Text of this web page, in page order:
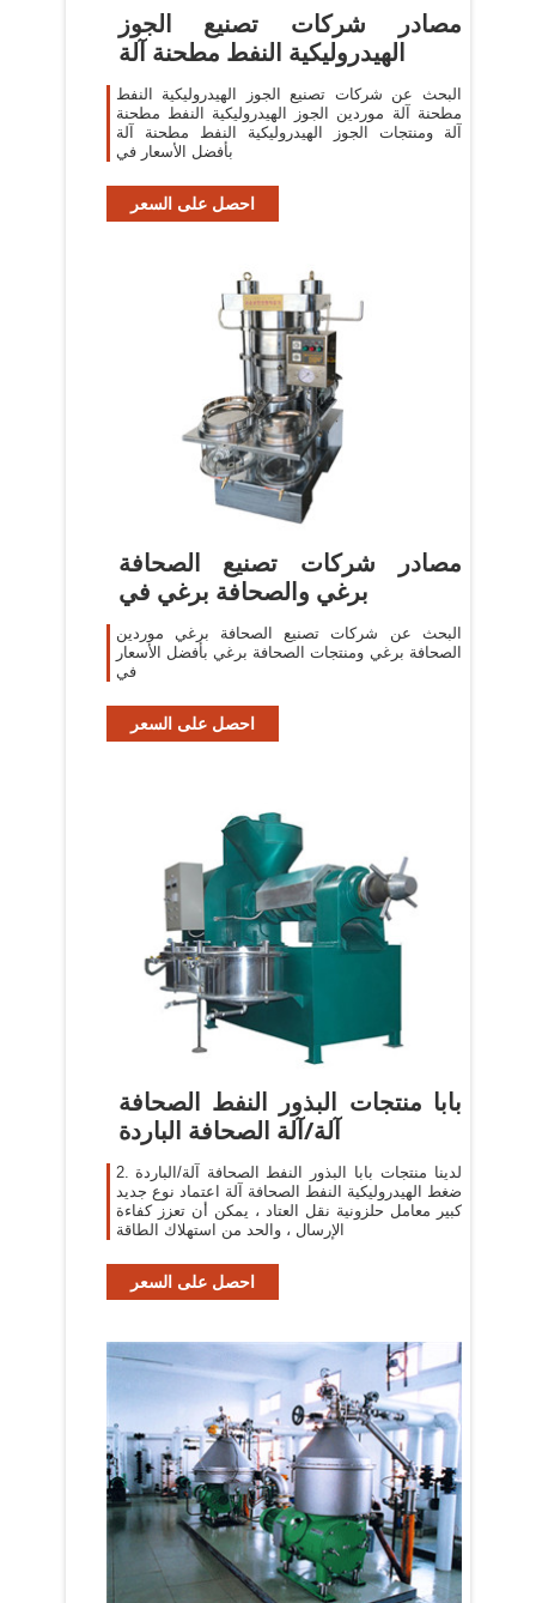
مصادر شركات تصنيع الجوز
الهيدروليكية النفط مطحنة آلة
البحث عن شركات تصنيع الجوز الهيدروليكية النفط
مطحنة آلة موردين الجوز الهيدروليكية النفط مطحنة
آلة ومنتجات الجوز الهيدروليكية النفط مطحنة آلة
بأفضل الأسعار في
احصل على السعر
مصادر شركات تصنيع الصحافة
برغي والصحافة برغي في
البحث عن شركات تصنيع الصحافة برغي موردين
الصحافة برغي ومنتجات الصحافة برغي بأفضل الأسعار
في
احصل على السعر
بابا منتجات البذور النفط الصحافة
آلة/آلة الصحافة الباردة
2. لدينا منتجات بابا البذور النفط الصحافة آلة/الباردة
ضغط الهيدروليكية النفط الصحافة آلة اعتماد نوع جديد
كبير معامل حلزونية نقل العتاد ، يمكن أن تعزز كفاءة
الإرسال ، والحد من استهلاك الطاقة
احصل على السعر